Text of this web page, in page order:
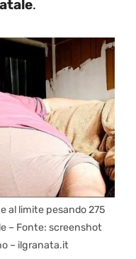
.
al limite pesando 275
– Fonte: screenshot
– ilgranata.it